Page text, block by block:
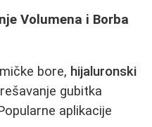
Volumena i Borba
bore, hijaluronski
gubitka
aplikacije